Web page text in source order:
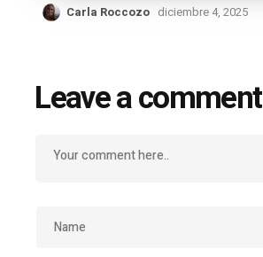
Carla Roccozo diciembre 4, 2025
Leave a comment